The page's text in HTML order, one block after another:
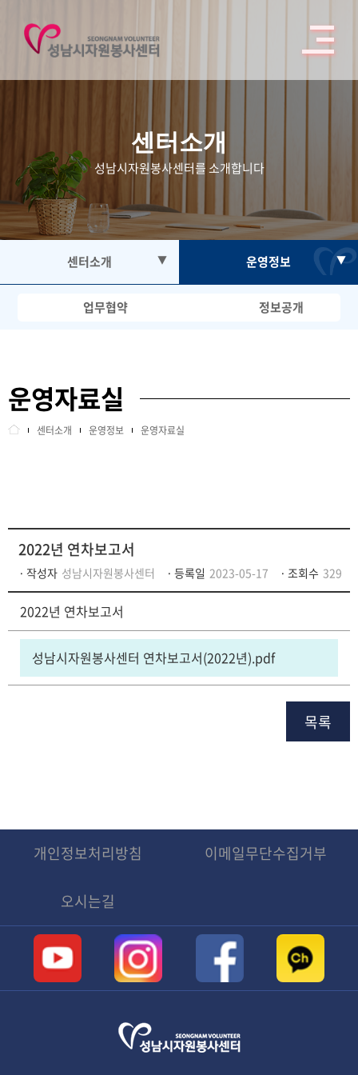
센터소개
성남시자원봉사센터를 소개합니다
센터소개 ▼
자원봉사
교육안내
정보센터
센터소개
사이트정보
회원관리
운영정보 ▼
인사말
운영정보
오시는길
업무협약 정보공개
운영자료실
센터소개 운영정보 운영자료실
2022년 연차보고서
작성자 성남시자원봉사센터 등록일 2023-05-17 조회수 329
2022년 연차보고서
성남시자원봉사센터 연차보고서(2022년).pdf
목록
개인정보처리방침 이메일무단수집거부
오시는길